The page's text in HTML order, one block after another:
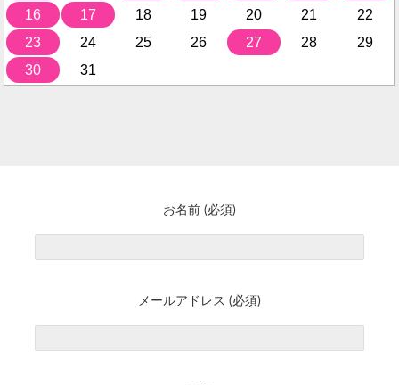
16
17 18 19 20 21
22
23
24 25 26 27 28
29
30
31
お名前 (必須)
メールアドレス (必須)